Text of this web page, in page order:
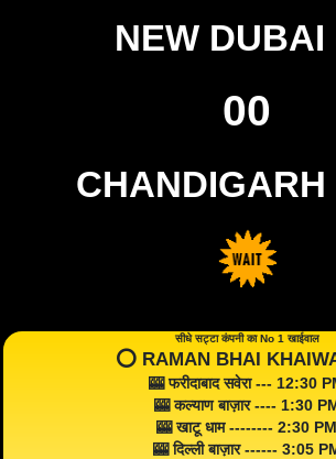
NEW DUBAI
00
CHANDIGARH
सीधे सट्टा कंपनी का No 1 खाईवाल
⭕️ RAMAN BHAI
🎰 फरीदाबाद सवेरा --- 12:30
🎰 कल्याण बाज़ार ---- 1:30
🎰 खाटू धाम -------- 2:30 PM
🎰 दिल्ली बाज़ार ------ 3:05